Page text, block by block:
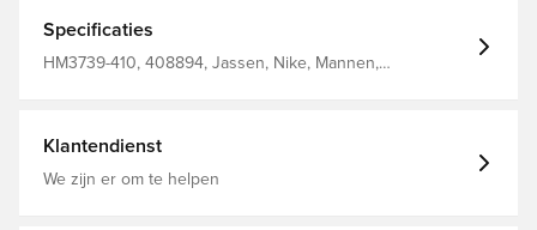
Specificaties
HM3739-410, 408894, Jassen, Nike, Mannen,
Klantendienst
We zijn er om te helpen